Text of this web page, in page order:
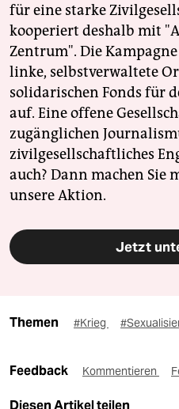
für eine starke
kooperiert deshalb mit
Zentrum". Die
linke, selbstverwaltete
solidarischen Fonds für
auf. Eine offene
zugänglichen
zivilgesellschaftliches
auch? Dann machen Sie
unsere Aktion.
Jetzt
Themen #Krieg
Feedback Kommentieren
Diesen Artikel teilen